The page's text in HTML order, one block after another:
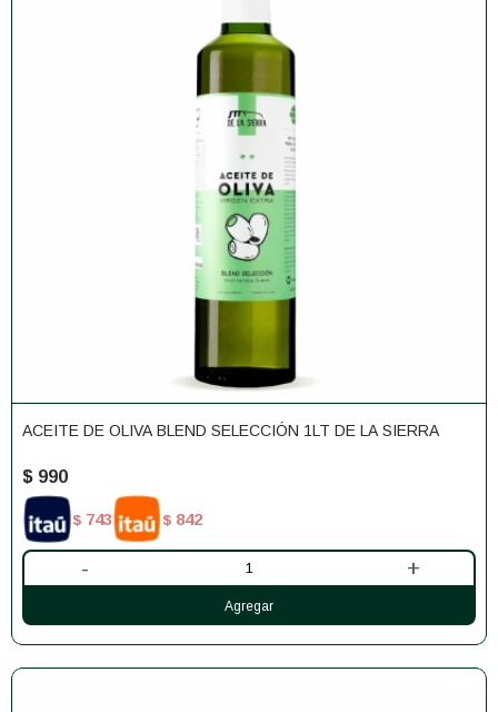
ACEITE DE OLIVA BLEND SELECCIÓN 1LT DE LA SIERRA
$ 990
$ 743 $ 842
- +